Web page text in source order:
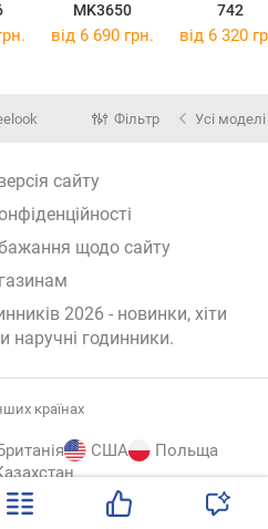
MK3650
742
від 6 690 грн. від 6 320
Фільтр Усі моделі
сайту
щодо сайту
2026 - новинки, хіти
наручні годинники.
країнах
США
Польща